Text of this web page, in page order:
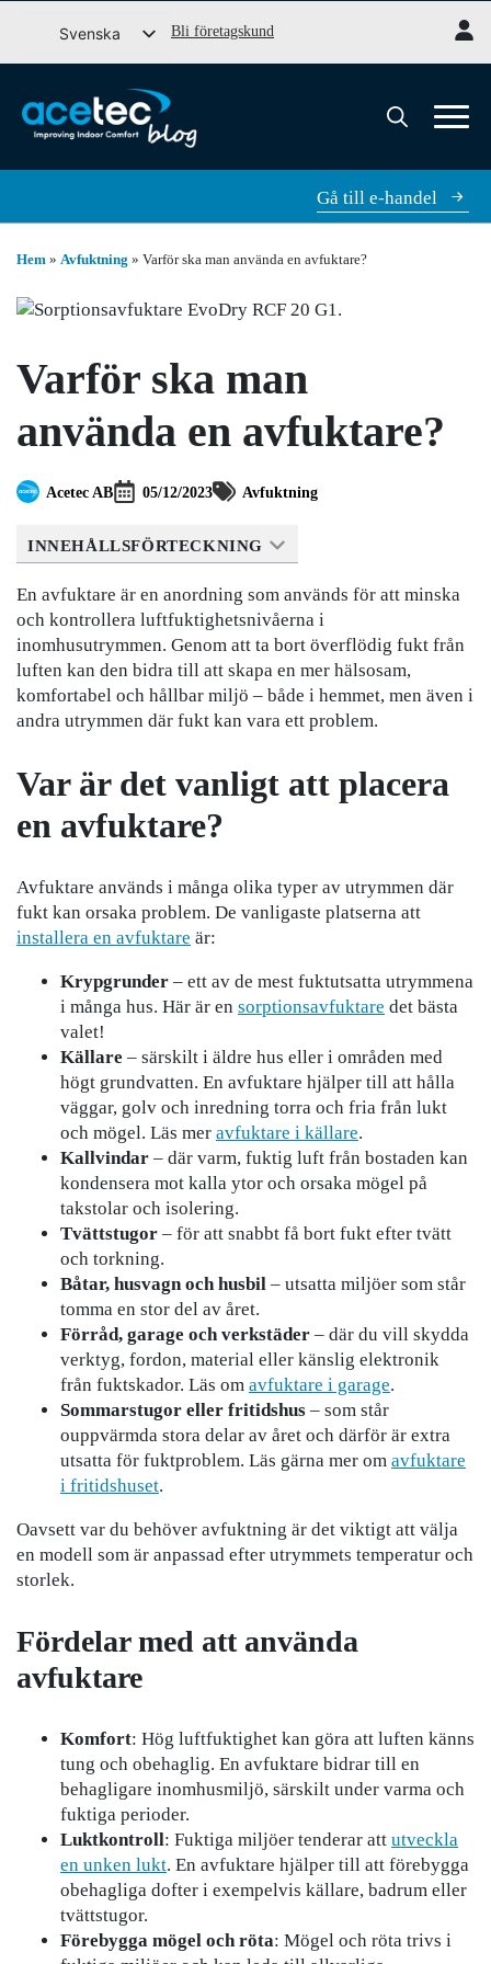
Svenska
English (UK)
Dansk
Norsk bokmål
Bli företagskund
Gå till e-handel
Hem » Avfuktning » Varför ska man använda en avfuktare?
Varför ska man
använda en avfuktare?
Acetec AB 05/12/2023 Avfuktning
INNEHÅLLSFÖRTECKNING
En avfuktare är en anordning som används för att minska
och kontrollera luftfuktighetsnivåerna i
inomhusutrymmen. Genom att ta bort överflödig fukt från
luften kan den bidra till att skapa en mer hälsosam,
komfortabel och hållbar miljö – både i hemmet, men även i
andra utrymmen där fukt kan vara ett problem.
Var är det vanligt att placera
en avfuktare?
Avfuktare används i många olika typer av utrymmen där
fukt kan orsaka problem. De vanligaste platserna att
installera en avfuktare är:
Krypgrunder – ett av de mest fuktutsatta utrymmena
i många hus. Här är en sorptionsavfuktare det bästa
valet!
Källare – särskilt i äldre hus eller i områden med
högt grundvatten. En avfuktare hjälper till att hålla
väggar, golv och inredning torra och fria från lukt
och mögel. Läs mer avfuktare i källare.
Kallvindar – där varm, fuktig luft från bostaden kan
kondensera mot kalla ytor och orsaka mögel på
takstolar och isolering.
Tvättstugor – för att snabbt få bort fukt efter tvätt
och torkning.
Båtar, husvagn och husbil – utsatta miljöer som står
tomma en stor del av året.
Förråd, garage och verkstäder – där du vill skydda
verktyg, fordon, material eller känslig elektronik
från fuktskador. Läs om avfuktare i garage.
Sommarstugor eller fritidshus – som står
ouppvärmda stora delar av året och därför är extra
utsatta för fuktproblem. Läs gärna mer om avfuktare
i fritidshuset.
Oavsett var du behöver avfuktning är det viktigt att välja
en modell som är anpassad efter utrymmets temperatur och
storlek.
Fördelar med att använda
avfuktare
Komfort: Hög luftfuktighet kan göra att luften känns
tung och obehaglig. En avfuktare bidrar till en
behagligare inomhusmiljö, särskilt under varma och
fuktiga perioder.
Luktkontroll: Fuktiga miljöer tenderar att utveckla
en unken lukt. En avfuktare hjälper till att förebygga
obehagliga dofter i exempelvis källare, badrum eller
tvättstugor.
Förebygga mögel och röta: Mögel och röta trivs i